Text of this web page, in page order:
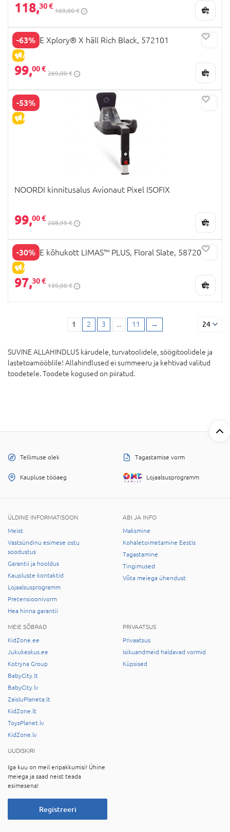
118,30 €
169,00 €
-63%
ALLAHINDLUS
STOKKE Xplory® X häll Rich Black, 572101
99,00 €
269,00 €
-53%
ALLAHINDLUS
NOORDI kinnitusalus Avionaut Pixel ISOFIX
99,00 €
208,95 €
-30%
ALLAHINDLUS
STOKKE kõhukott LIMAS™ PLUS, Floral Slate, 587203
97,30 €
139,00 €
1 2 3 ... 11 → 24
SUVINE ALLAHINDLUS kärudele, turvatoolidele, söögitoolidele ja
lastetoamööblile! Allahindlused ei summeeru ja kehtivad valitud
toodetele. Toodete kogused on piiratud.
Tellimuse olek Tagastamise vorm
Kaupluse tööaeg Lojaalsusprogramm
ÜLDINE INFORMATISOON
Meist
Vastsündinu esimese ostu
soodustus
Garantii ja hooldus
Kaupluste kontaktid
Lojaalsusprogramm
Pretensioonivorm
Hea hinna garantii
ABI JA INFO
Maksmine
Kohaletoimetamine Eestis
Tagastamine
Tingimused
Võta meiega ühendust
MEIE SÕBRAD
KidZone.ee
Jukukeskus.ee
Kotryna Group
BabyCity.lt
BabyCity.lv
ZaisluPlaneta.lt
KidZone.lt
ToysPlanet.lv
KidZone.lv
PRIVAATSUS
Privaatsus
Isikuandmeid haldavad vormid
Küpsised
UUDISKIRI
Iga kuu on meil eripakkumisi! Ühine
meiega ja saad neist teada
esimesena!
Registreeri